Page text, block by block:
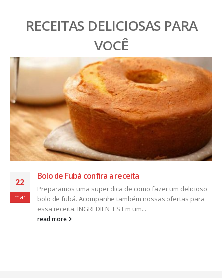
RECEITAS DELICIOSAS PARA
VOCÊ
22
mar
Bolo de Fubá confira a receita
Preparamos uma super dica de como fazer um delicioso
bolo de fubá. Acompanhe também nossas ofertas para
essa receita. INGREDIENTES Em um...
read more